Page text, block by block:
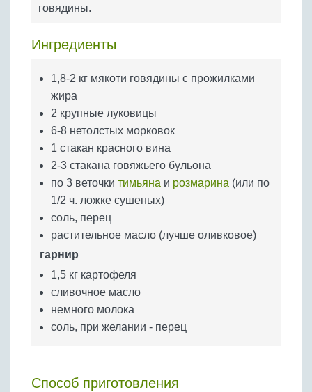
Бобовые
Крупы
говядины.
Ингредиенты
1,8-2 кг мякоти говядины с прожилками
жира
2 крупные луковицы
6-8 нетолстых морковок
1 стакан красного вина
2-3 стакана говяжьего бульона
по 3 веточки тимьяна и розмарина (или по
1/2 ч. ложке сушеных)
соль, перец
растительное масло (лучше оливковое)
гарнир
1,5 кг картофеля
сливочное масло
немного молока
соль, при желании - перец
Способ приготовления